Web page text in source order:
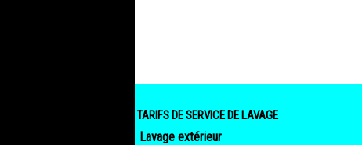
TARIFS DE SERVICE DE LAVAGE
Lavage extérieur